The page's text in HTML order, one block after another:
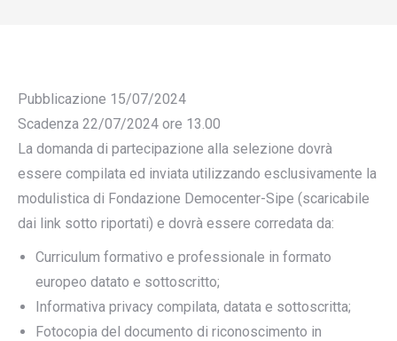
Pubblicazione 15/07/2024
Scadenza 22/07/2024 ore 13.00
La domanda di partecipazione alla selezione dovrà
essere compilata ed inviata utilizzando esclusivamente la
modulistica di Fondazione Democenter-Sipe (scaricabile
dai link sotto riportati) e dovrà essere corredata da:
Curriculum formativo e professionale in formato
europeo datato e sottoscritto;
Informativa privacy compilata, datata e sottoscritta;
Fotocopia del documento di riconoscimento in